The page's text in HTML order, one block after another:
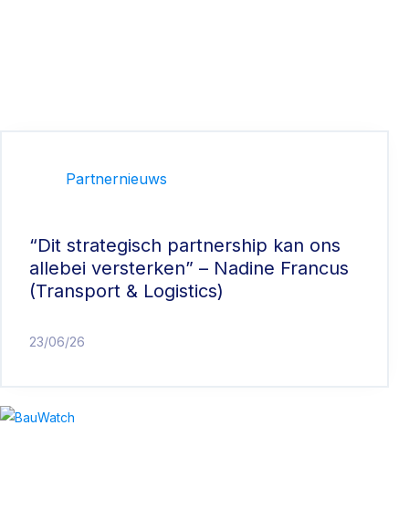
Partnernieuws
“Dit strategisch partnership kan ons
allebei versterken” – Nadine Francus
(Transport & Logistics)
23/06/26